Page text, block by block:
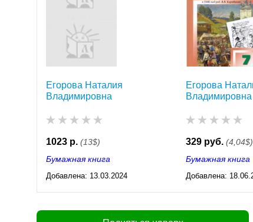
Егорова Наталия
Владимировна
1023 р. (13$)
Бумажная книга
Добавлена: 13.03.2024
03:30
Егорова
Владимировна
329 руб. (4,04$)
Бумажная книга
Добавлена:
03:28